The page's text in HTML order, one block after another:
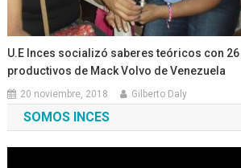
U.E Inces socializó saberes teóricos con
productivos de Mack Volvo de Venezuela
20 noviembre, 2018 Gilberto Daly
SOMOS INCES